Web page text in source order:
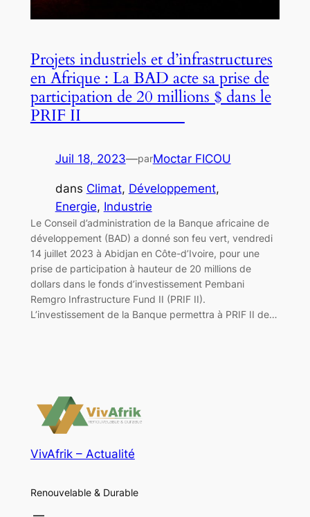
Projets industriels et d’infrastructures
en Afrique : La BAD acte sa prise de
participation de 20 millions $ dans le
PRIF II
Juil 18, 2023—parMoctar FICOU
dans Climat, Développement
Energie, Industrie
Le Conseil d’administration de la Banque africaine de
développement (BAD) a donné son feu vert, vendredi
14 juillet 2023 à Abidjan en Côte-d’Ivoire, pour une
prise de participation à hauteur de 20 millions de
dollars dans le fonds d’investissement Pembani
Remgro Infrastructure Fund II (PRIF II).
L’investissement de la Banque permettra à PRIF II de…
VivAfrik – Actualité
Renouvelable & Durable